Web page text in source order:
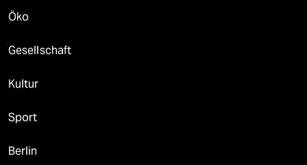
Öko
Gesellschaft
Kultur
Sport
Berlin